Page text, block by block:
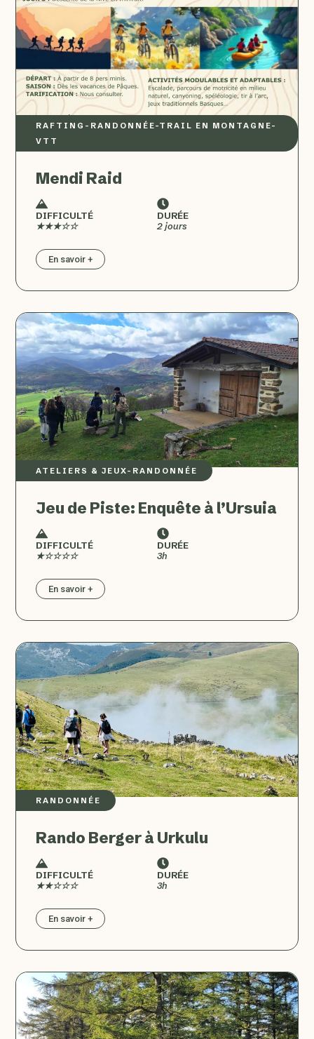
RAFTING – RANDONNÉE–TRAIL EN MONTAGNE–
VTT
Mendi Raid
DIFFICULTÉ
★★★☆☆
DURÉE
2 jours
En savoir +
ATELIERS & JEUX– RANDONNÉE
Jeu de Piste: Enquête à l’Ursuia
DIFFICULTÉ
★☆☆☆☆
DURÉE
3h
En savoir +
RANDONNÉE
Rando Berger à Urkulu
DIFFICULTÉ
★★☆☆☆
DURÉE
3h
En savoir +